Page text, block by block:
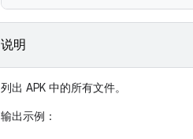
说明
列出 APK 中的所有文件。
输出示例：